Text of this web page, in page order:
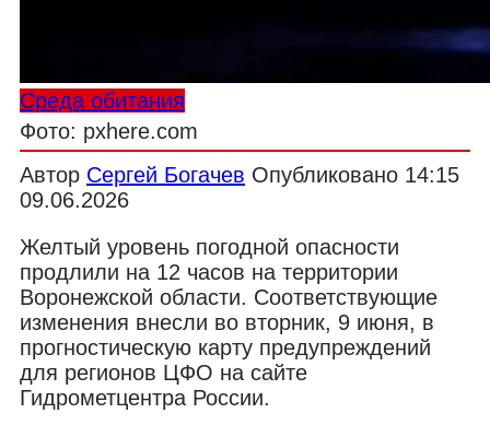
Среда обитания
Фото: pxhere.com
Автор Сергей Богачев Опубликовано 14:15
09.06.2026
Желтый уровень погодной опасности
продлили на 12 часов на территории
Воронежской области. Соответствующие
изменения внесли во вторник, 9 июня, в
прогностическую карту предупреждений
для регионов ЦФО на сайте
Гидрометцентра России.